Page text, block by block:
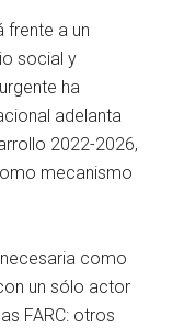
frente a un
social y
ha
adelanta
2022-2026,
mecanismo
como
un sólo actor
FARC: otros